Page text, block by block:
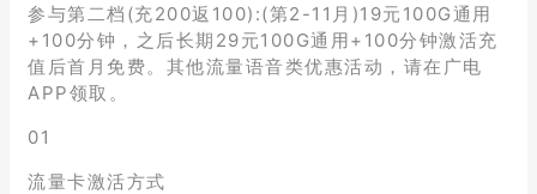
参与第二档(充200返100):(第2-11月)19元100G通用
+100分钟，之后长期29元100G通用+100分钟激活充
值后首月免费。其他流量语音类优惠活动，请在广电
APP领取。
01
流量卡激活方式